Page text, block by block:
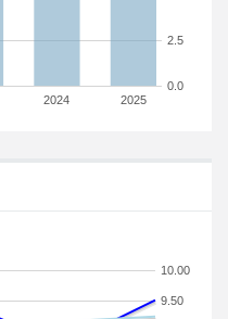
2024 2025
0.0
2.5
9.50
10.00